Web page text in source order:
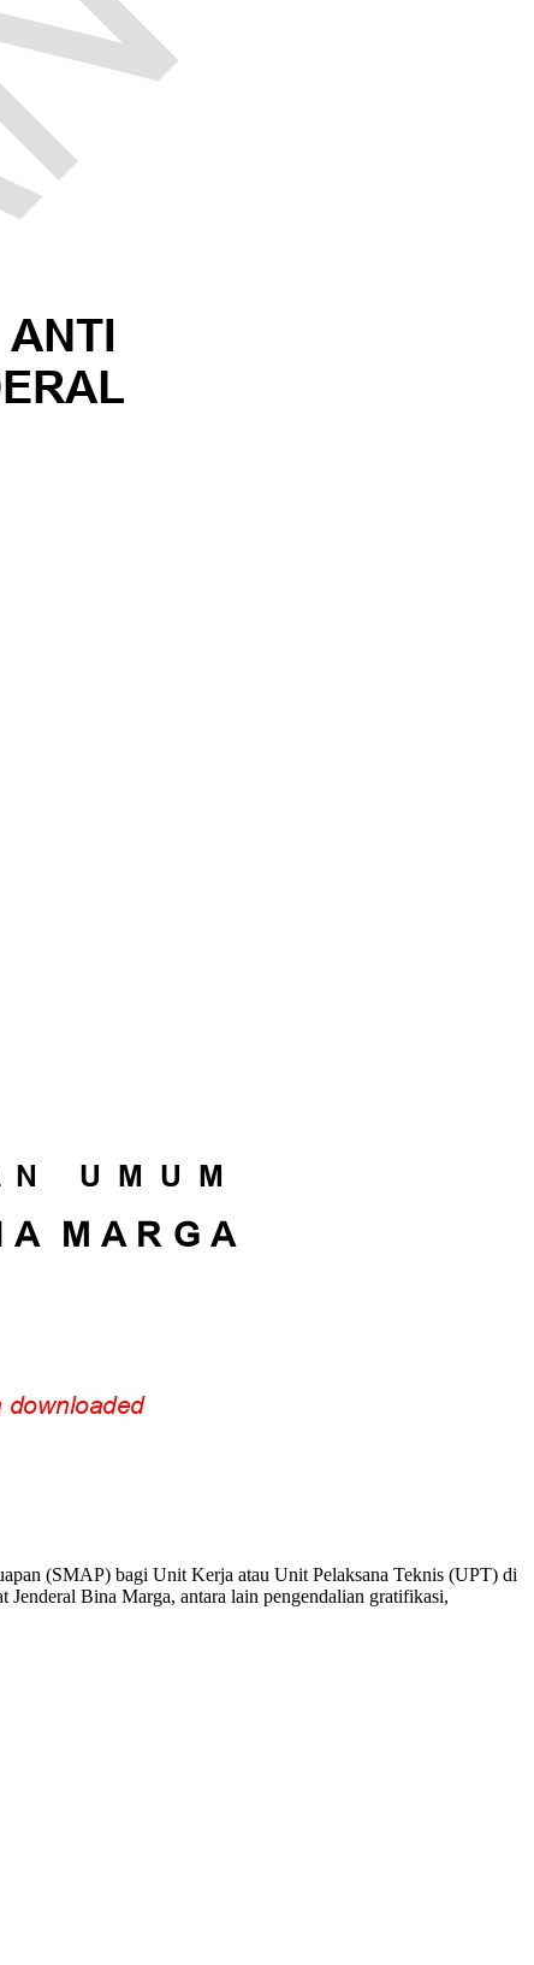
(SMAP) bagi Unit Kerja atau Unit Pelaksana Teknis (UPT) di
Bina Marga, antara lain pengendalian gratifikasi,